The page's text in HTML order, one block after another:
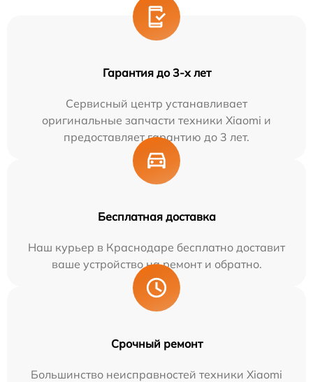
Гарантия до 3-х лет
Сервисный центр устанавливает
оригинальные запчасти техники Xiaomi и
предоставляет гарантию до 3 лет.
Бесплатная доставка
Наш курьер в Краснодаре бесплатно доставит
ваше устройство на ремонт и обратно.
Срочный ремонт
Большинство неисправностей техники Xiaomi